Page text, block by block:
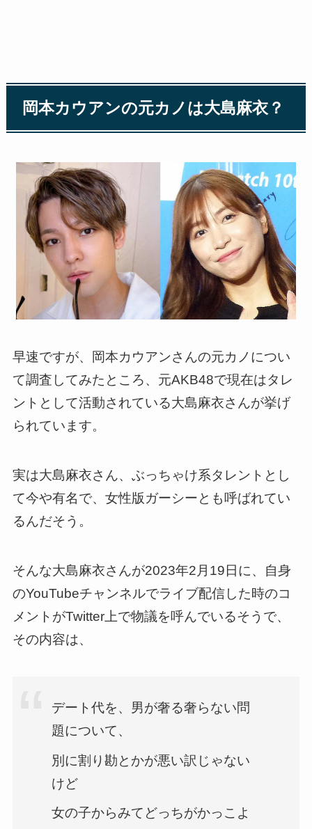
岡本カウアンの元カノは大島麻衣？
早速ですが、岡本カウアンさんの元カノについ
て調査してみたところ、元AKB48で現在はタレ
ントとして活動されている大島麻衣さんが挙げ
られています。
実は大島麻衣さん、ぶっちゃけ系タレントとし
て今や有名で、女性版ガーシーとも呼ばれてい
るんだそう。
そんな大島麻衣さんが2023年2月19日に、自身
のYouTubeチャンネルでライブ配信した時のコ
メントがTwitter上で物議を呼んでいるそうで、
その内容は、
デート代を、男が奢る奢らない問
題について、
別に割り勘とかが悪い訳じゃない
けど
女の子からみてどっちがかっこよ